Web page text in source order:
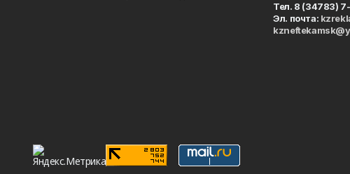
Тел. 8 (34783)
Эл. почта: